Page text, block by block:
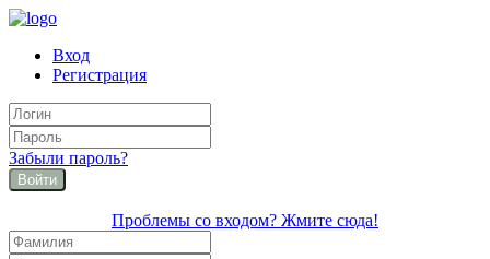
Вход
Регистрация
Забыли пароль?
Войти
Проблемы со входом? Жмите сюда!